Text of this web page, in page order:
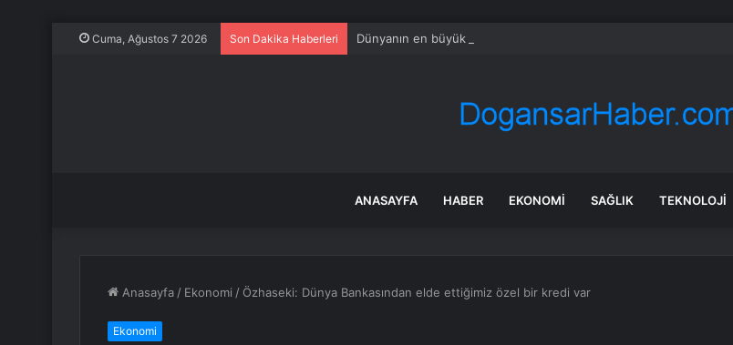
Cuma, Ağustos 7 2026 Son Dakika Haberleri Dünyanın en büyük kamerası evrenin derinliklerini görüntüledi:
ANASAYFA HABER EKONOMI SAĞLIK TEKNOLOJI
Anasayfa / Ekonomi / Özhaseki: Dünya Bankasından elde ettiğimiz özel bir kredi var
Ekonomi